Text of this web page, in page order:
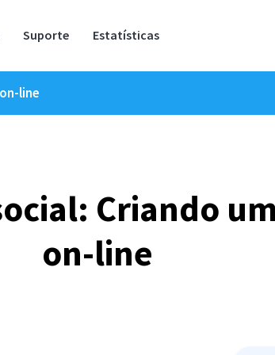
Suporte Estatísticas
line
Criando
on-line